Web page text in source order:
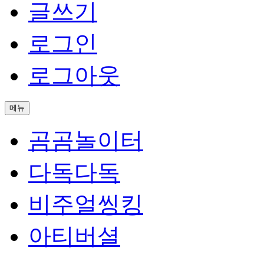
글쓰기
로그인
로그아웃
메뉴
곰곰놀이터
다독다독
비주얼씽킹
아티버셜